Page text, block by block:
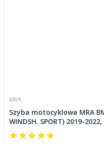
MRA
Szyba motocyklowa MRA
WINDSH. SPORT) 2019-